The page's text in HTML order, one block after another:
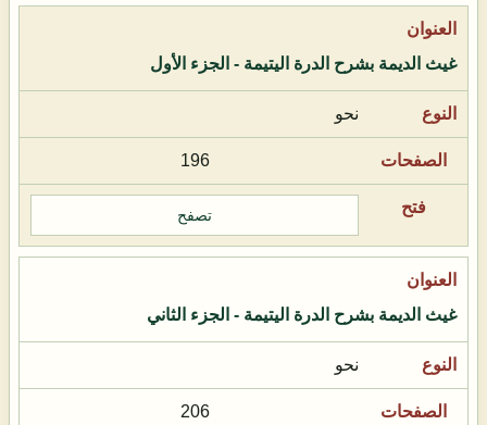
غيث الديمة بشرح الدرة اليتيمة - الجزء الأول
نحو
196
تصفح
غيث الديمة بشرح الدرة اليتيمة - الجزء الثاني
نحو
206